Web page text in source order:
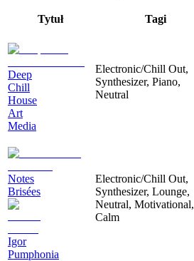
Tytuł Tagi
Deep
Chill
House
Art
Media
Electronic/Chill Out,
Synthesizer, Piano,
Neutral
Notes
Brisées
Igor
Pumphonia
Electronic/Chill Out,
Synthesizer, Lounge,
Neutral, Motivational,
Calm